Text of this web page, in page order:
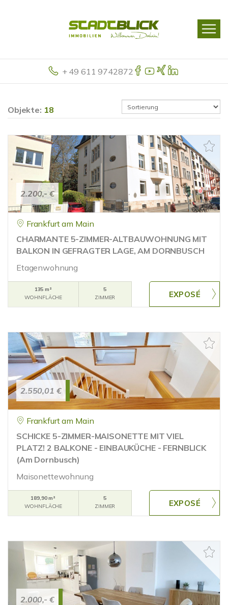
+ 49 611 9742872
Objekte: 18
2.200,- €
Frankfurt am Main
CHARMANTE 5-ZIMMER-ALTBAUWOHNUNG MIT
BALKON IN GEFRAGTER LAGE, AM DORNBUSCH
Etagenwohnung
135 m²
WOHNFLÄCHE
5
ZIMMER
2.550,01 €
Frankfurt am Main
SCHICKE 5-ZIMMER-MAISONETTE MIT VIEL
PLATZ! 2 BALKONE - EINBAUKÜCHE - FERNBLICK
(Am Dornbusch)
Maisonettewohnung
189,90 m²
WOHNFLÄCHE
5
ZIMMER
2.000,- €